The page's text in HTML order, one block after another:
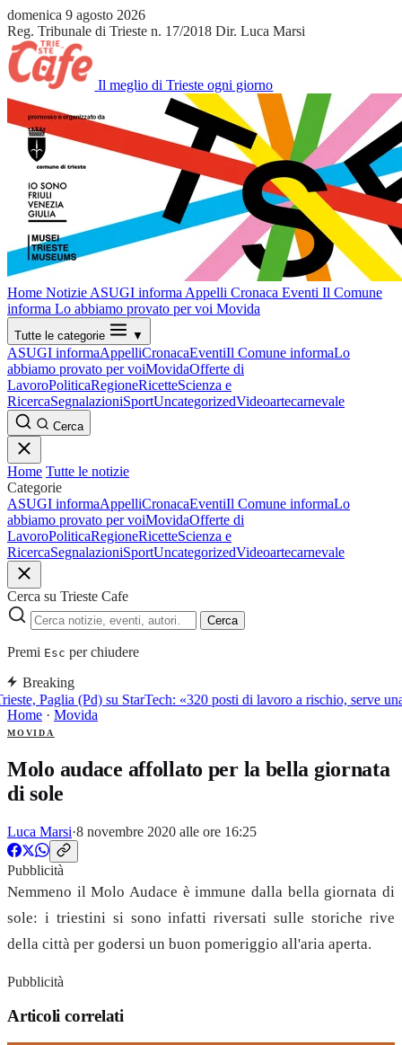
domenica 9 agosto 2026
Reg. Tribunale di Trieste n. 17/2018 Dir. Luca Marsi
Il meglio di Trieste ogni giorno
Home Notizie ASUGI informa Appelli Cronaca Eventi Il Comune
informa Lo abbiamo provato per voi Movida
Tutte le categorie ▼
ASUGI informaAppelliCronacaEventiIl Comune informaLo
abbiamo provato per voiMovidaOfferte di
LavoroPoliticaRegioneRicetteScienza e
RicercaSegnalazioniSportUncategorizedVideoartecarnevale
Cerca
Home Tutte le notizie
Categorie
ASUGI informaAppelliCronacaEventiIl Comune informaLo
abbiamo provato per voiMovidaOfferte di
LavoroPoliticaRegioneRicetteScienza e
RicercaSegnalazioniSportUncategorizedVideoartecarnevale
Cerca su Trieste Cafe
Cerca
Premi Esc per chiudere
Breaking
Paglia (Pd) su StarTech: «320 posti di lavoro a rischio, serve
Home · Movida
MOVIDA
Molo audace affollato per la bella giornata
di sole
Luca Marsi·8 novembre 2020 alle ore 16:25
Pubblicità
Nemmeno il Molo Audace è immune dalla bella giornata di
sole: i triestini si sono infatti riversati sulle storiche rive
della città per godersi un buon pomeriggio all'aria aperta.
Pubblicità
Articoli correlati